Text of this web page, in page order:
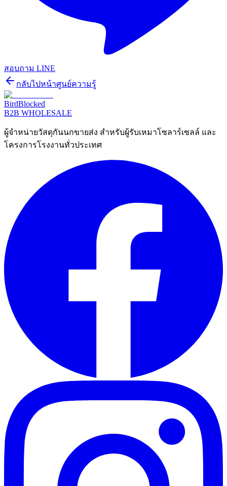
สอบถาม LINE
กลับไปหน้าศูนย์ความรู้
BirdBlocked
B2B WHOLESALE
ผู้จำหน่ายวัสดุกันนกขายส่ง สำหรับผู้รับเหมาโซลาร์เซลล์ และ
โครงการโรงงานทั่วประเทศ